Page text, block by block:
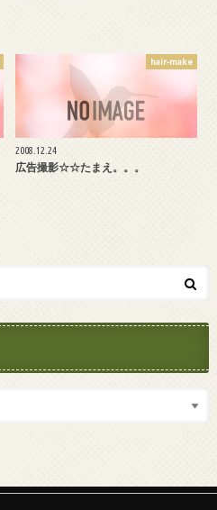
hair-make
2008.12.24
広告撮影☆☆たまえ。。。